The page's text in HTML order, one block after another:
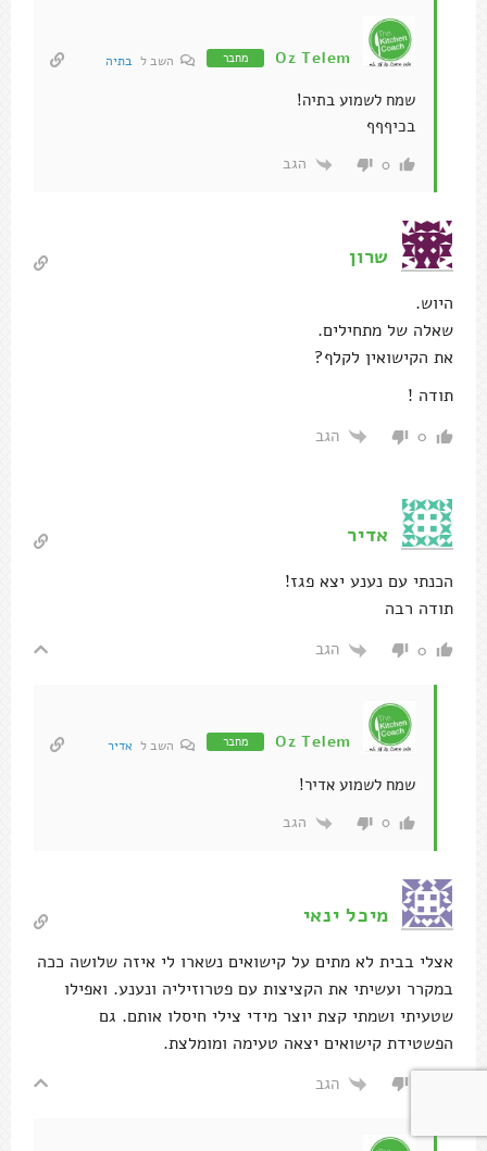
Oz Telem מחבר השב ל בתיה
שמח לשמוע בתיה!
בכיףףף
0 הגב
שרון
היוש.
שאלה של מתחילים.
את הקישואין לקלף?
תודה !
0 הגב
אדיר
הכנתי עם נענע יצא פגז!
תודה רבה
0 הגב
Oz Telem מחבר השב ל אדיר
שמח לשמוע אדיר!
0 הגב
מיכל ינאי
אצלי בבית לא מתים על קישואים נשארו לי איזה שלושה ככה
במקרר ועשיתי את הקציצות עם פטרוזיליה ונענע. ואפילו
שטעיתי ושמתי קצת יוצר מידי צילי חיסלו אותם. גם
הפשטידת קישואים יצאה טעימה ומומלצת.
הגב